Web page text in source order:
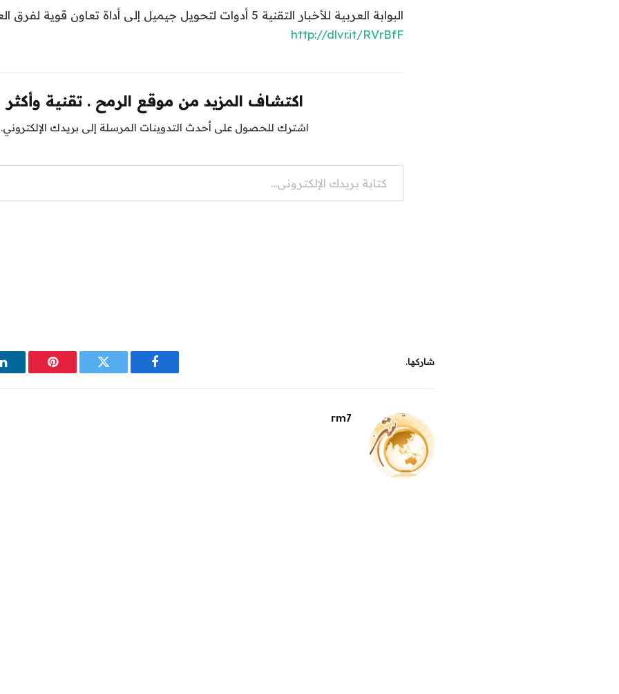
البوابة العربية للأخبار التقنية 5 أدوات لتحويل جيميل إلى أداة تعاون قوية لفرق العمل
http://dlvr.it/RVrBfF
اكتشاف المزيد من موقع الرمح . تقنية وأكثر
اشترك للحصول على أحدث التدوينات المرسلة إلى بريدك الإلكتروني.
كتابة بريدك الإلكتروني...
شاركها.
فيسبوك تويتر بينتيريست
rm7